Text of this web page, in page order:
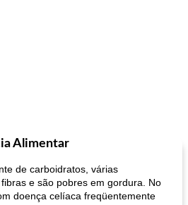
Alimentar
de carboidratos, várias
e são pobres em gordura. No
doença celíaca freqüentemente